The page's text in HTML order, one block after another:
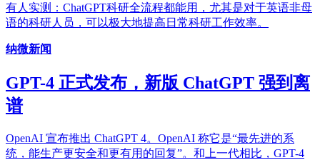
有人实测：ChatGPT科研全流程都能用，尤其是对于英语非母
语的科研人员，可以极大地提高日常科研工作效率。
纳微新闻
GPT-4 正式发布，新版 ChatGPT 强到离
谱
OpenAI 宣布推出 ChatGPT 4。OpenAI 称它是“最先进的系
统，能生产更安全和更有用的回复”。和上一代相比，GPT-4